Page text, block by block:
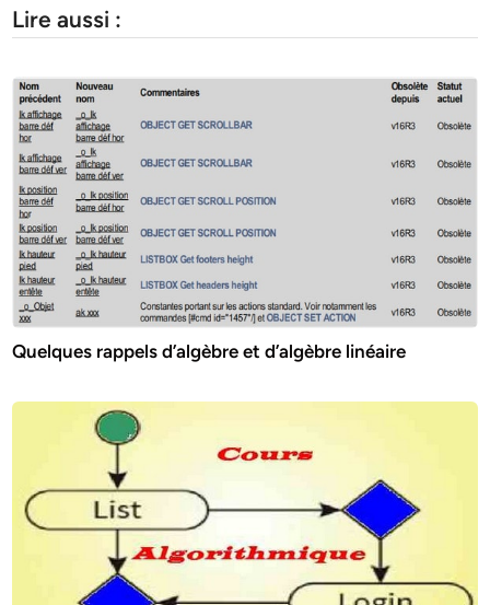
Lire aussi :
Quelques rappels d’algèbre et d’algèbre linéaire